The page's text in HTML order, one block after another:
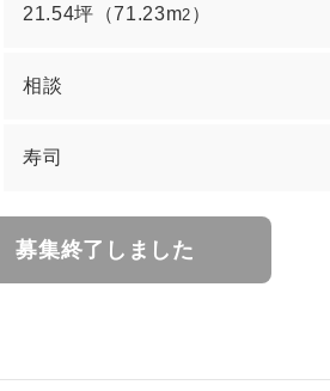
21.54坪 （71.23m2 ）
相談
寿司
募集終了しました